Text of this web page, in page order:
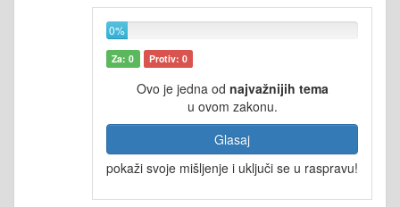
0%
Za: 0 Protiv: 0
Ovo je jedna od najvažnijih tema
u ovom zakonu.
Glasaj
pokaži svoje mišljenje i uključi se u raspravu!